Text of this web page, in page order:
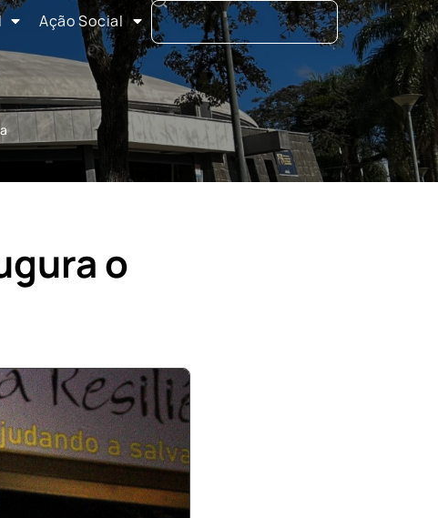
Ação Social
o